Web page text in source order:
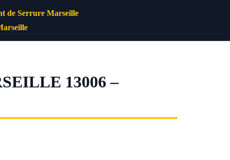
de Serrure Marseille
13006 –